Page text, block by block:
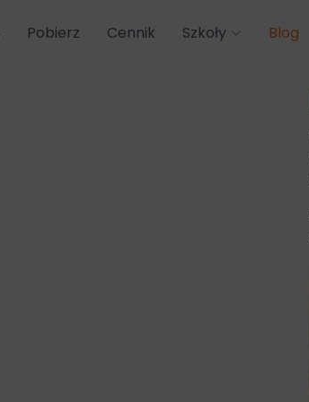
Pobierz Cennik Szkoły Blog